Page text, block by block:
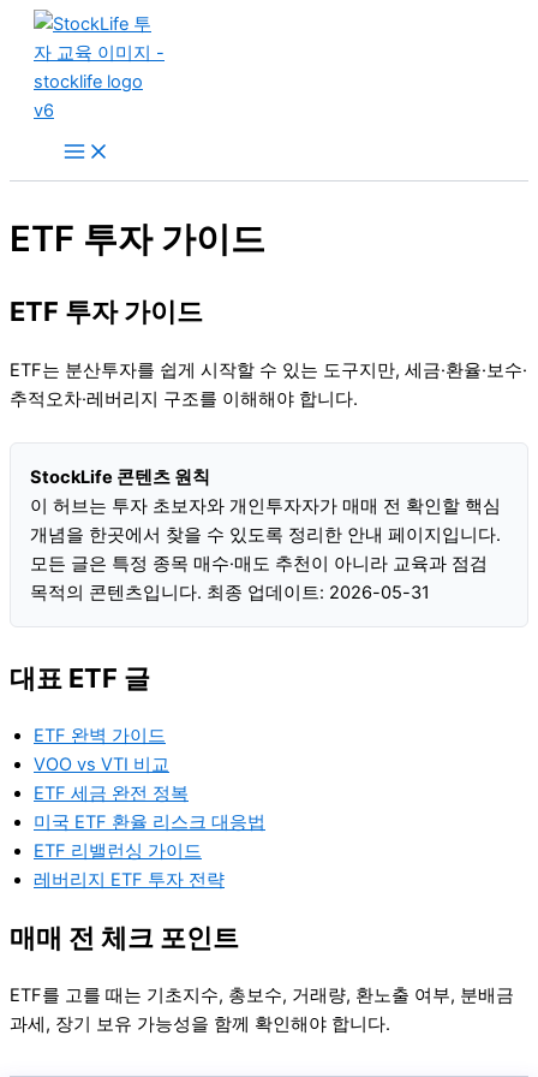
기
ETF 투자 가이드
ETF 투자 가이드
ETF는 분산투자를 쉽게 시작할 수 있는 도구지만, 세금·환율·보수·
추적오차·레버리지 구조를 이해해야 합니다.
StockLife 콘텐츠 원칙
이 허브는 투자 초보자와 개인투자자가 매매 전 확인할 핵심
개념을 한곳에서 찾을 수 있도록 정리한 안내 페이지입니다.
모든 글은 특정 종목 매수·매도 추천이 아니라 교육과 점검
목적의 콘텐츠입니다. 최종 업데이트: 2026-05-31
대표 ETF 글
ETF 완벽 가이드
VOO vs VTI 비교
ETF 세금 완전 정복
미국 ETF 환율 리스크 대응법
ETF 리밸런싱 가이드
레버리지 ETF 투자 전략
매매 전 체크 포인트
ETF를 고를 때는 기초지수, 총보수, 거래량, 환노출 여부, 분배금
과세, 장기 보유 가능성을 함께 확인해야 합니다.